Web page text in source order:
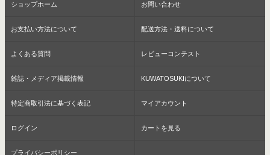
ショップホーム お問い合わせ
お支払い方法について 配送方法・送料について
よくある質問 レビューコンテスト
雑誌・メディア掲載情報 KUWATOSUKIについて
特定商取引法に基づく表記 マイアカウント
ログイン カートを見る
プライバシーポリシー